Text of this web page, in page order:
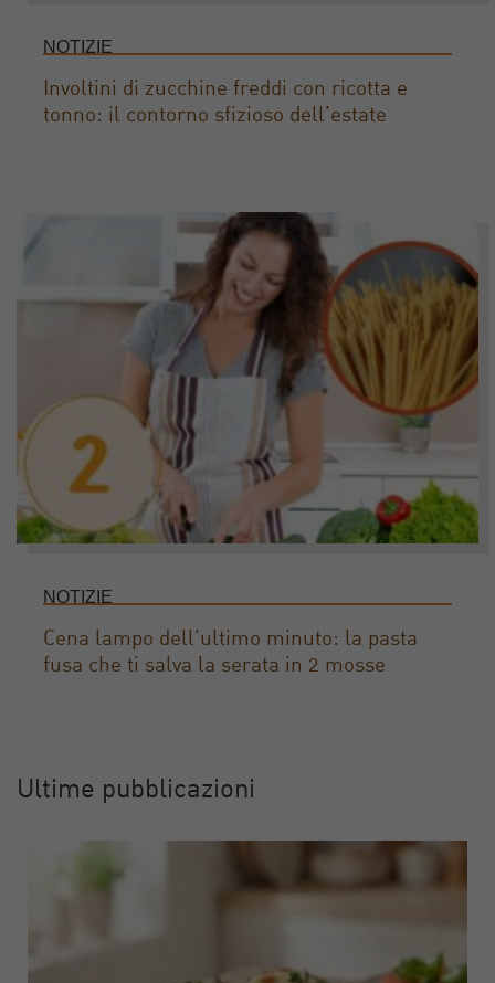
NOTIZIE
Involtini di zucchine freddi con ricotta e
tonno: il contorno sfizioso dell’estate
NOTIZIE
Cena lampo dell’ultimo minuto: la pasta
fusa che ti salva la serata in 2 mosse
Ultime pubblicazioni